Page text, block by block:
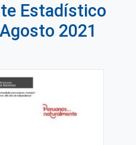
Estadístico
2021